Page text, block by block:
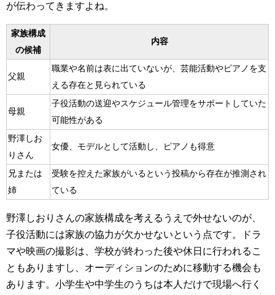
が伝わってきますよね。
家族構成
の候補
内容
父親
職業や名前は表に出ていないが、芸能活動やピアノを支
える存在と見られている
母親
子役活動の送迎やスケジュール管理をサポートしていた
可能性がある
野澤しお
りさん
女優、モデルとして活動し、ピアノも得意
兄または
姉
受験を控えた家族がいるという投稿から存在が推測され
ている
野澤しおりさんの家族構成を考えるうえで外せないのが、
子役活動には家族の協力が欠かせないという点です。ドラ
マや映画の撮影は、学校が終わった後や休日に行われるこ
ともありますし、オーディションのために移動する機会も
あります。小学生や中学生のうちは本人だけで現場へ行く